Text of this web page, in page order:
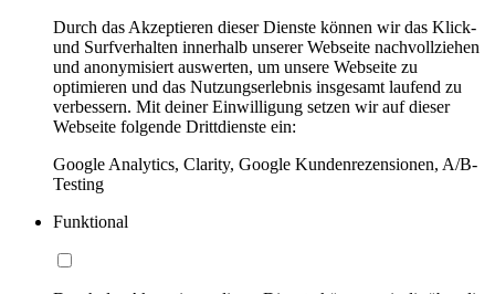
Durch das Akzeptieren dieser Dienste können wir das Klick-
und Surfverhalten innerhalb unserer Webseite nachvollziehen
und anonymisiert auswerten, um unsere Webseite zu
optimieren und das Nutzungserlebnis insgesamt laufend zu
verbessern. Mit deiner Einwilligung setzen wir auf dieser
Webseite folgende Drittdienste ein:
Google Analytics, Clarity, Google Kundenrezensionen, A/B-
Testing
Funktional